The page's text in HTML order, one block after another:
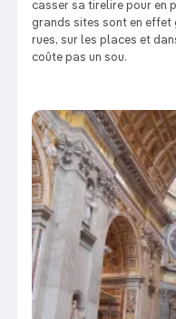
casser sa tirelire pour en
grands sites sont en effet
rues, sur les places et
coûte pas un sou.